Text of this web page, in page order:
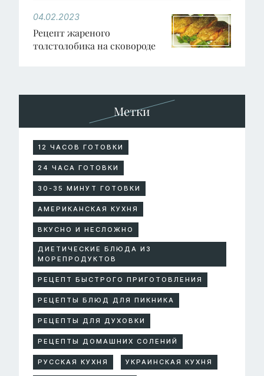
04.02.2023
Рецепт жареного
толстолобика на сковороде
Метки
12 ЧАСОВ ГОТОВКИ
24 ЧАСА ГОТОВКИ
30-35 МИНУТ ГОТОВКИ
АМЕРИКАНСКАЯ КУХНЯ
ВКУСНО И НЕСЛОЖНО
ДИЕТИЧЕСКИЕ БЛЮДА ИЗ
МОРЕПРОДУКТОВ
РЕЦЕПТ БЫСТРОГО ПРИГОТОВЛЕНИЯ
РЕЦЕПТЫ БЛЮД ДЛЯ ПИКНИКА
РЕЦЕПТЫ ДЛЯ ДУХОВКИ
РЕЦЕПТЫ ДОМАШНИХ СОЛЕНИЙ
РУССКАЯ КУХНЯ УКРАИНСКАЯ КУХНЯ